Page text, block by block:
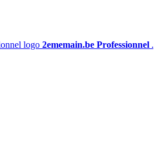
2ememain.be Professionnel .